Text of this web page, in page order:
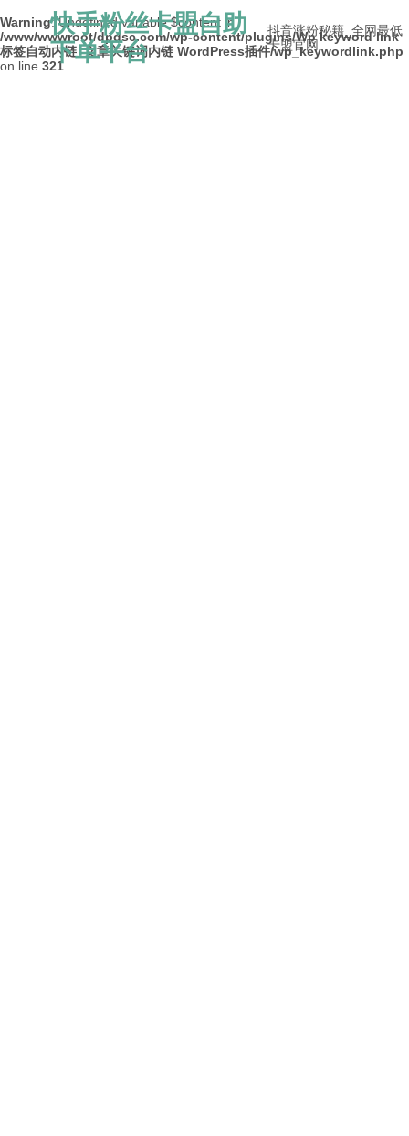
Warning: Undefined variable $content in
/www/wwwroot/dpdsc.com/wp-content/plugins/Wp keyword link
标签自动内链_文章关键词内链 WordPress插件/wp_keywordlink.php
on line 321
快手粉丝卡盟自助
下单平台
抖音涨粉秘籍_全网最低
卡盟官网